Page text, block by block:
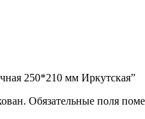
250*210 мм Иркутская”
Обязательные поля